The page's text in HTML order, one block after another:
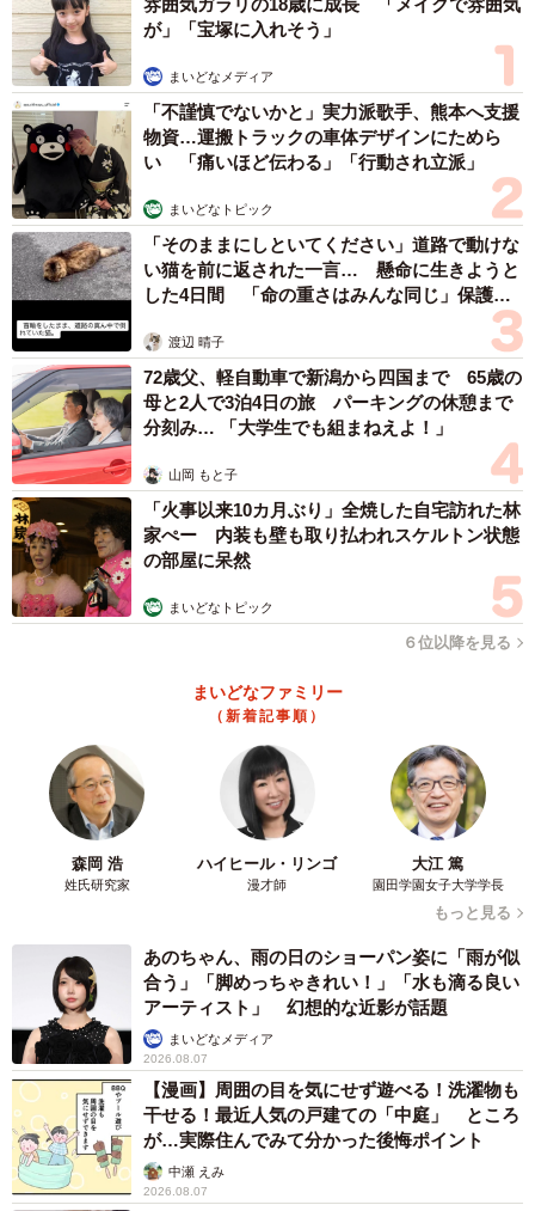
えており、外村さんらは「大きい」「惜しい～」と大興
奮。しおれて黒くなったラフレシアの花も見つけ、匂いを
嗅ぐと、「おぇっ、樹液が腐った感じ」と盛り上がった。1
日探しても、見頃の花は見つからなかった。
「うへうふぇっっ。ま゛ぁ～」
2日目は、現地の人の案内もあり、直径80センチの立派なラ
フレシアを発見。花びらは横から見ると、生ハムやサラミ
みたいな質感のよう。穴にはハエがうじゃうじゃ。
「うへうふぇっっ。ま゛ぁ～」とむせた外村さん。
横から見ると、花びらは1ミリほどで、サラミや生ハムのよう。
雰囲気ガラリの18歳に成長 「メイクで雰囲気
が」「宝塚に入れそう」
まいどなメディア
「不謹慎でないかと」実力派歌手、熊本へ支援
物資…運搬トラックの車体デザインにためら
い 「痛いほど伝わる」「行動され立派」
まいどなトピック
「そのままにしといてください」道路で動けな
い猫を前に返された一言… 懸命に生きようと
した4日間 「命の重さはみんな同じ」保護団
渡辺 晴子
72歳父、軽自動車で新潟から四国まで 65歳の
母と2人で3泊4日の旅 パーキングの休憩まで
分刻み… 「大学生でも組まねえよ！」
山岡 もと子
「火事以来10カ月ぶり」全焼した自宅訪れた林
家ぺー 内装も壁も取り払われスケルトン状態
の部屋に呆然
まいどなトピック
６位以降を見る
まいどなファミリー
（新着記事順）
森岡 浩
姓氏研究家
ハイヒール・リンゴ
漫才師
大江 篤
園田学園女子大学学長
もっと見る
あのちゃん、雨の日のショーパン姿に「雨が似
合う」「脚めっちゃきれい！」「水も滴る良い
アーティスト」 幻想的な近影が話題
まいどなメディア
2026.08.07
【漫画】周囲の目を気にせず遊べる！洗濯物も
干せる！最近人気の戸建ての「中庭」 ところ
が…実際住んでみて分かった後悔ポイント
中瀬 えみ
2026.08.07